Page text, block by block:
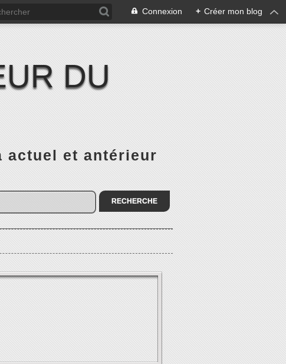
Connexion + Créer mon blog
DU
actuel et antérieur